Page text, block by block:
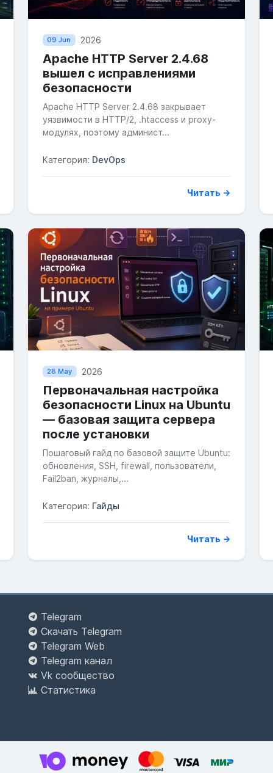
09 Jun 2026
Apache HTTP Server 2.4.68
вышел с исправлениями
безопасности
Apache HTTP Server 2.4.68 закрывает
уязвимости в HTTP/2, .htaccess и proxy-
модулях, поэтому админист...
Категория: DevOps
Читать →
28 May 2026
Первоначальная настройка
безопасности Linux на Ubuntu
— базовая защита сервера
после установки
Пошаговый гайд по базовой защите Ubuntu:
обновления, SSH, firewall, пользователи,
Fail2ban, журналы,...
Категория: Гайды
Читать →
Telegram
Скачать Telegram
Telegram Web
Telegram канал
Vk сообщество
Статистика